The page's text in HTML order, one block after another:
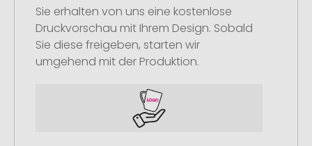
Sie erhalten von uns eine kostenlose
Druckvorschau mit Ihrem Design. Sobald
Sie diese freigeben, starten wir
umgehend mit der Produktion.